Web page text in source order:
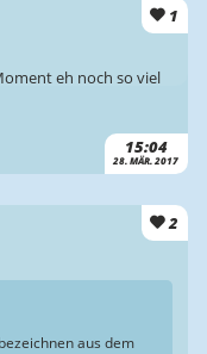
1
15:04
28. MÄR. 2017
eh noch so viel
2
aus dem